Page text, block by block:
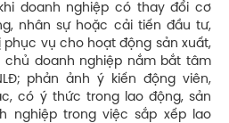
doanh nghiệp có thay đổi cơ
nhân sự hoặc cải tiến đầu tư,
vụ cho hoạt động sản xuất,
chủ doanh nghiệp nắm bắt tâm
phản ảnh ý kiến động viên,
có ý thức trong lao động, sản
nghiệp trong việc sắp xếp lao